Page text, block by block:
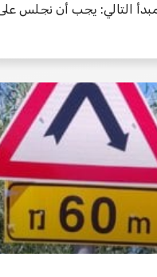
التالي: يجب أن نجلس